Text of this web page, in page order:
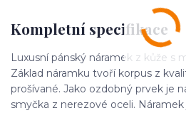
Kompletní specifikace
Luxusní pánský náramek z kůže s
Základ náramku tvoří korpus z
prošívané. Jako ozdobný prvek je
smyčka z nerezové oceli.